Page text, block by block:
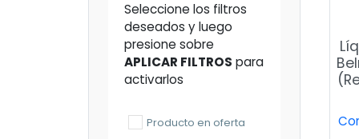
Seleccione los filtros
deseados y luego
presione sobre
APLICAR FILTROS para
activarlos
Producto en oferta